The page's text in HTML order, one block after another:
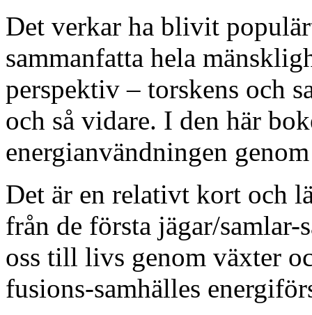
Det verkar ha blivit
sammanfatta hela
perspektiv – torskens och
och så vidare. I den här
energianvändningen
Det är en relativt kort och
från de första jägar/
oss till livs genom växter
fusions-samhälles